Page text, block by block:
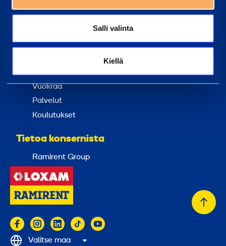
Salli valinta
Kiellä
Asiakaspalvelu
Uutiset
Vuokraa
Palvelut
Koulutukset
Tietoa konsernista
Ramirent Group
Valitse maa